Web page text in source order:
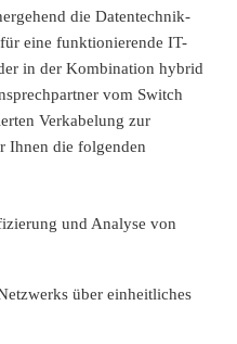
die Datentechnik-
eine funktionierende IT-
in der Kombination hybrid
vom Switch
Verkabelung zur
Ihnen die folgenden
und Analyse von
über einheitliches